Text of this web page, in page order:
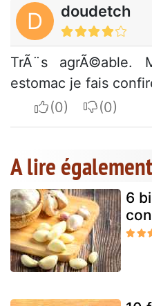
D doudetch
TrÃ¨s agrÃ©able.
estomac je fais
I apreciateI do not
A lire également
6